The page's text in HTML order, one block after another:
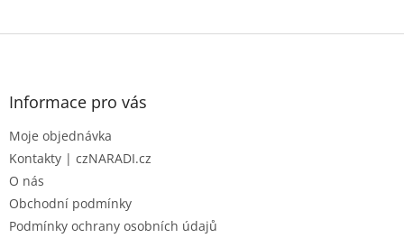
Z
Informace pro vás
Moje objednávka
Kontakty | czNARADI.cz
O nás
Obchodní podmínky
Podmínky ochrany osobních údajů